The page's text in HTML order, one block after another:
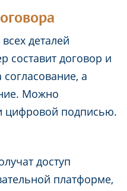
деталей
составит договор и
а
Можно
цифровой подписью.
доступ
платформе,